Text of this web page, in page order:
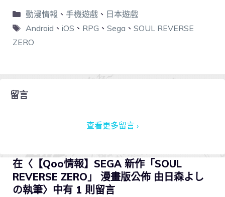
動漫情報 、 手機遊戲、 日本遊戲
Android 、 iOS 、 RPG 、 Sega 、 SOUL REVERSE
ZERO
留言
查看更多留言 ›
在〈【Qoo情報】SEGA 新作「SOUL
REVERSE ZERO」 漫畫版公佈 由日森よし
の執筆〉中有 1 則留言